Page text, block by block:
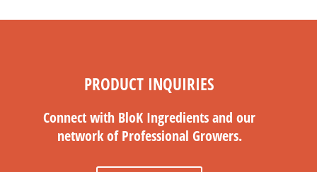
PRODUCT INQUIRIES
Connect with BloK Ingredients and our
network of Professional Growers.